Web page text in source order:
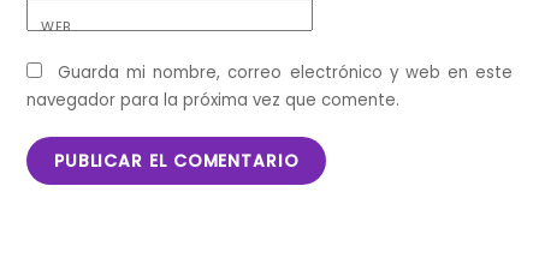
WEB
Guarda mi nombre, correo electrónico y web en este
navegador para la próxima vez que comente.